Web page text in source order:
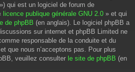
qui est un logiciel de forum de
licence publique générale GNU 2.0 » et qui
de phpBB (en anglais). Le logiciel phpBB a
sur internet et phpBB Limited ne
responsable de la conduite et du
que nous n’acceptons pas. Pour plus
veuillez consulter le site de phpBB (en